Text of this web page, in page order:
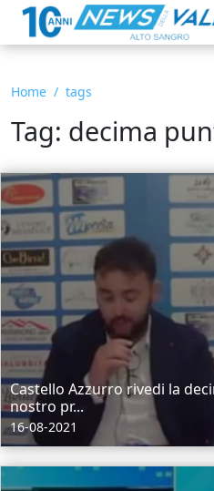
Home tags
Tag: decima
Castello Azzurro rivedi la
nostro pr...
16-08-2021